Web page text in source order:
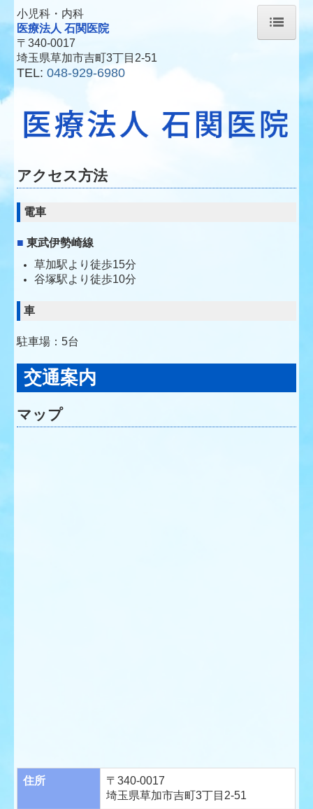
ホーム
診療のご案内
交通案内
小児科・内科
医療法人 石関医院
〒340-0017
埼玉県草加市吉町3丁目2-51
TEL:048-929-6980
アクセス方法
電車
■ 東武伊勢崎線
草加駅より徒歩15分
谷塚駅より徒歩10分
車
駐車場：5台
交通案内
マップ
住所
〒340-0017
埼玉県草加市吉町3丁目2-51